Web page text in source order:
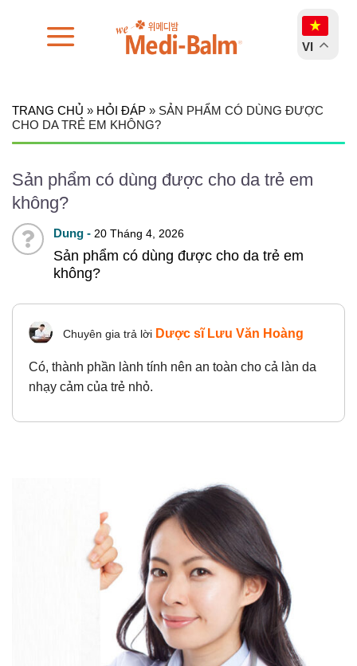
VI
TRANG CHỦ » HỎI ĐÁP » SẢN PHẨM CÓ DÙNG ĐƯỢC
CHO DA TRẺ EM KHÔNG?
Sản phẩm có dùng được cho da trẻ em
không?
Dung - 20 Tháng 4, 2026
Sản phẩm có dùng được cho da trẻ em
không?
Chuyên gia trả lời Dược sĩ Lưu Văn Hoàng
Có, thành phần lành tính nên an toàn cho cả làn da
nhạy cảm của trẻ nhỏ.